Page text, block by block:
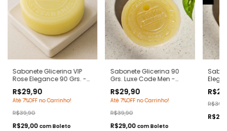
Sabonete Glicerina VIP
Rose Elegance 90 Grs. -
Carolina Herrera -
Hidratante com Extratos
Naturais - Arte 1 Perfumes
R$29,90
Até 7%OFF no Carrinho!
R$39,90
R$29,00 comBoleto
Sabonete Glicerina 90
Grs. Luxe Code Men -
Hidratante com Extratos
Naturais - Arte 1 Perfumes
R$29,90
Até 7%OFF no Carrinho!
R$39,90
R$29,00 comBoleto
-